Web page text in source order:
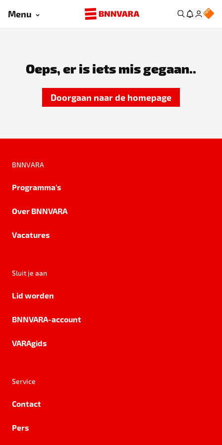
Menu
Oeps, er is iets mis gegaan..
Doorgaan naar de homepage
BNNVARA
Programma's
Over BNNVARA
Vacatures
Sluit je aan
Lid worden
BNNVARA-account
VARAgids
Service
Contact
Pers